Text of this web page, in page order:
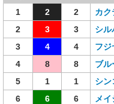
1 2 2 カク
2
3 3 シル
3
4 4 フジ
4
8 8 ブル
5
1 1 シン
6
6 6 メ